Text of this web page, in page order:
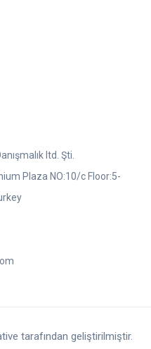
ltd. Şti.
Plaza NO:10/c Floor:5-
tarafından geliştirilmiştir.